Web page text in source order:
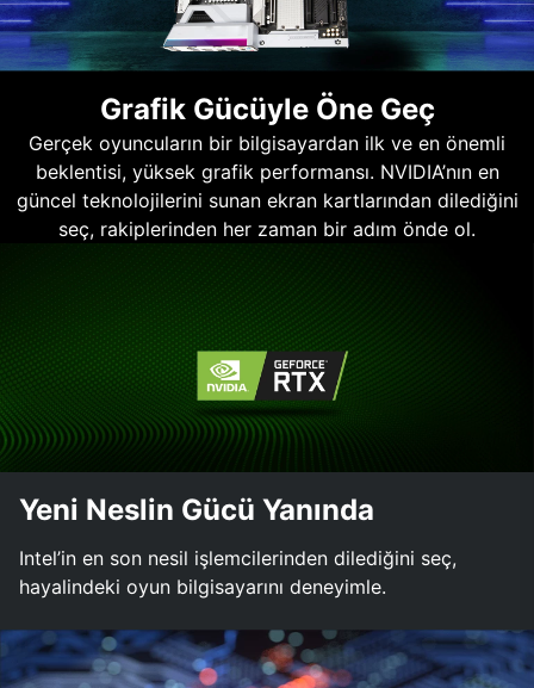
Grafik Gücüyle Öne Geç
Gerçek oyuncuların bir bilgisayardan ilk ve en önemli
beklentisi, yüksek grafik performansı. NVIDIA’nın en
güncel teknolojilerini sunan ekran kartlarından dilediğini
seç, rakiplerinden her zaman bir adım önde ol.
Yeni Neslin Gücü Yanında
Intel’in en son nesil işlemcilerinden dilediğini seç,
hayalindeki oyun bilgisayarını deneyimle.